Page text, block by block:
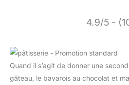
4.9/5 -
Quand il s’agit de donner une
gâteau, le bavarois au chocolat et